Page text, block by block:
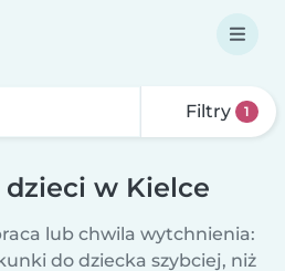
Filtry 1
w Kielce
lub chwila wytchnienia:
do dziecka szybciej, niż